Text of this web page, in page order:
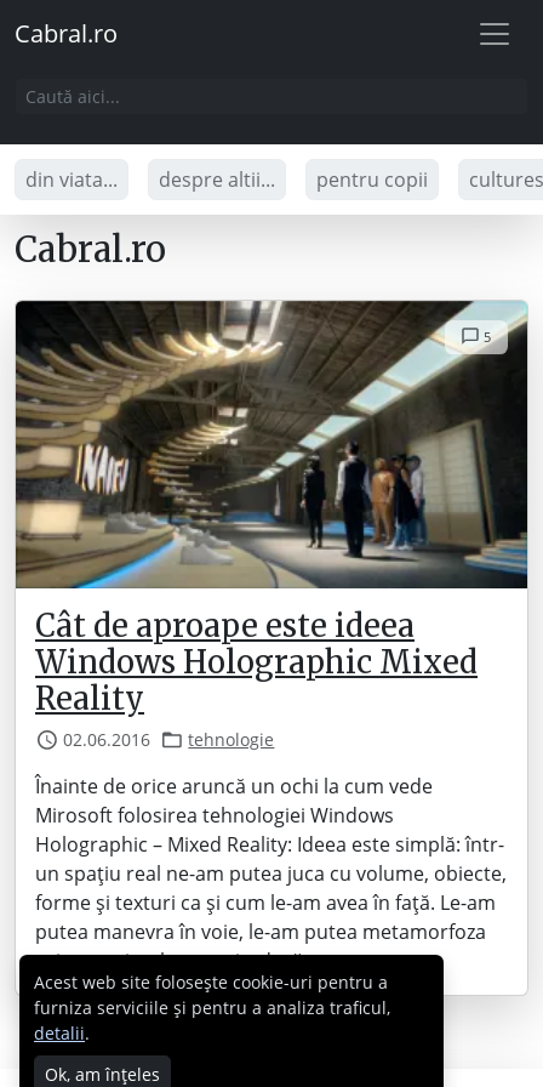
Cabral.ro
din viata... despre altii... pentru copii
Cabral.ro
5
Cât de aproape este ideea
Windows Holographic Mixed
Reality
02.06.2016 tehnologie
Înainte de orice aruncă un ochi la cum vede
Mirosoft folosirea tehnologiei Windows
Holographic – Mixed Reality: Ideea este simplă: într-
un spațiu real ne-am putea juca cu volume, obiecte,
forme și texturi ca și cum le-am avea în față. Le-am
putea manevra în voie, le-am putea metamorfoza
print-un simplu gest și – dacă nu ne-ar…
Acest web site folosește cookie-uri pentru a
furniza serviciile și pentru a analiza traficul,
detalii.
Ok, am înțeles